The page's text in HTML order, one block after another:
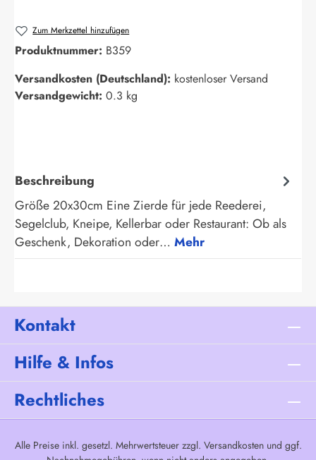
Zum Merkzettel hinzufügen
Produktnummer: B359
Versandkosten (Deutschland): kostenloser Versand
Versandgewicht: 0.3 kg
Beschreibung
Größe 20x30cm Eine Zierde für jede Reederei,
Segelclub, Kneipe, Kellerbar oder Restaurant: Ob als
Geschenk, Dekoration oder… Mehr
Kontakt
Hilfe & Infos
Rechtliches
Alle Preise inkl. gesetzl. Mehrwertsteuer zzgl. Versandkostenund ggf.